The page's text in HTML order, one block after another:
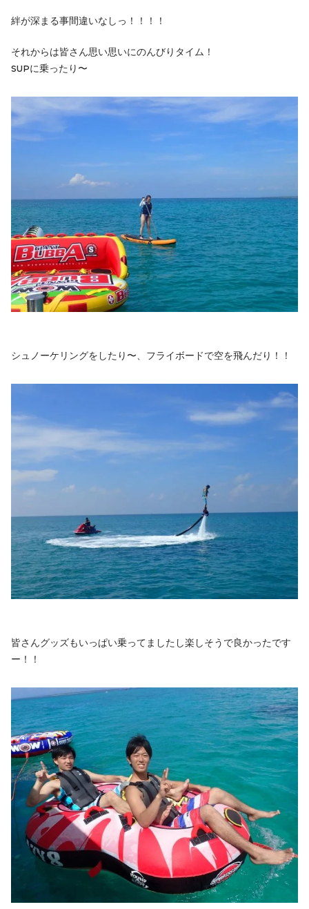
絆が深まる事間違いなしっ！！！！
それからは皆さん思い思いにのんびりタイム！
SUPに乗ったり〜
シュノーケリングをしたり〜、フライボードで空を飛んだり！！
皆さんグッズもいっぱい乗ってましたし楽しそうで良かったです
ー！！